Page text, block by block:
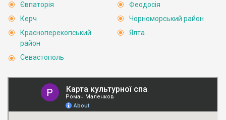
Євпаторія
Керч
Красноперекопський
район
Севастополь
Феодосія
Чорноморський район
Ялта